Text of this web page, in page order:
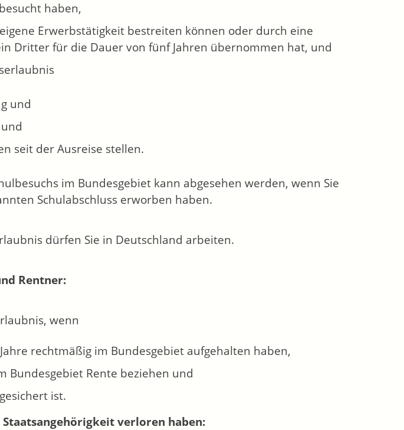
haben,
Erwerbstätigkeit bestreiten können oder durch eine
Dritter für die Dauer von fünf Jahren übernommen hat, und
und
seit der Ausreise stellen.
im Bundesgebiet kann abgesehen werden, wenn Sie
Schulabschluss erworben haben.
dürfen Sie in Deutschland arbeiten.
Rentner:
wenn
rechtmäßig im Bundesgebiet aufgehalten haben,
Bundesgebiet Rente beziehen und
ist.
verloren haben: